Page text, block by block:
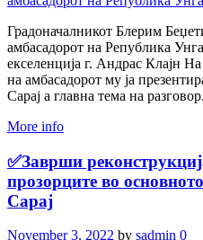
Градоначалникот Блерим
амбасадорот на Република
екселенција г. Андрас Клајн
на амбасадорот му ја
Сарај а главна тема на
More info
✅Заврши
прозорците во
Сарај
November 3, 2022 by sadmin 0